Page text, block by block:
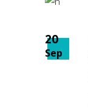
20
Sep